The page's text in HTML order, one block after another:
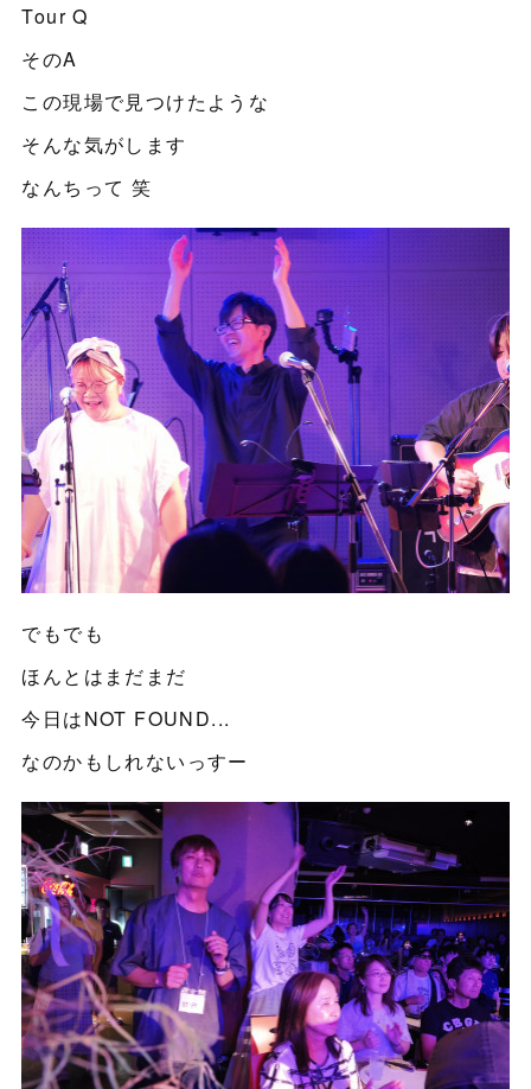
Tour Q
そのA
この現場で見つけたような
そんな気がします
なんちって 笑
でもでも
ほんとはまだまだ
今日はNOT FOUND...
なのかもしれないっすー